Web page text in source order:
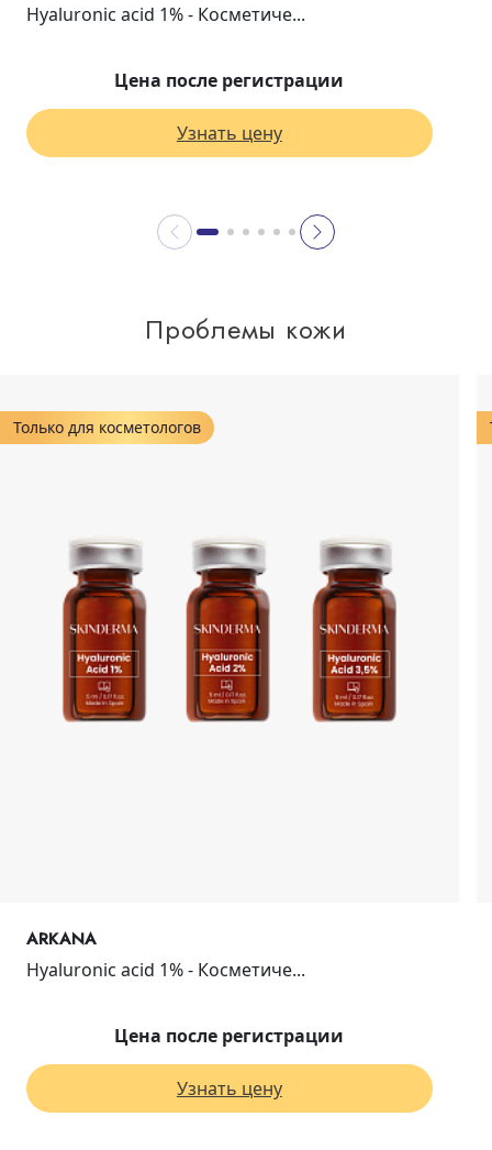
Hyaluronic acid 1% - Косметиче...
Цена после регистрации
Узнать цену
Проблемы кожи
Только для косметологов
ARKANA
Hyaluronic acid 1% - Косметиче...
Цена после регистрации
Узнать цену